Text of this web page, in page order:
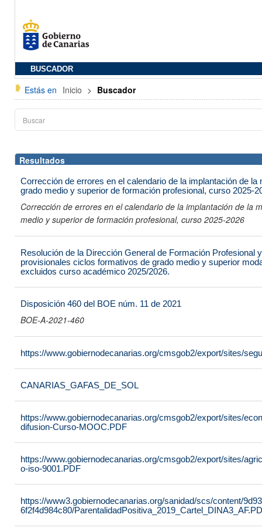
BUSCADOR
Estás en Inicio > Buscador
Resultados
Corrección de errores en el calendario de la implantación de
grado medio y superior de formación profesional, curso 2025-
Corrección de errores en el calendario de la implantación de la
medio y superior de formación profesional, curso 2025-2026
Resolución de la Dirección General de Formación Profesional
provisionales ciclos formativos de grado medio y superior
excluidos curso académico 2025/2026.
Disposición 460 del BOE núm. 11 de 2021
BOE-A-2021-460
https://www.gobiernodecanarias.org/cmsgob2/export/sites/
CANARIAS_GAFAS_DE_SOL
https://www.gobiernodecanarias.org/cmsgob2/export/sites/
difusion-Curso-MOOC.PDF
https://www.gobiernodecanarias.org/cmsgob2/export/sites/
o-iso-9001.PDF
https://www3.gobiernodecanarias.org/sanidad/scs/content/
6f2f4d984c80/